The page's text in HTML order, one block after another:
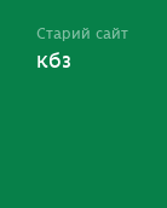
Старий сайт
кбз